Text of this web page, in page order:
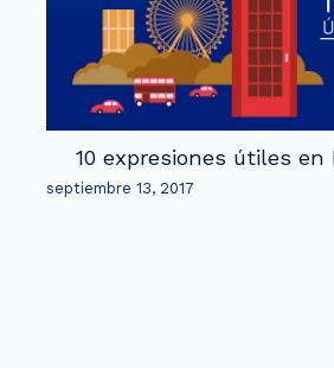
10 expresiones útiles en
septiembre 13, 2017